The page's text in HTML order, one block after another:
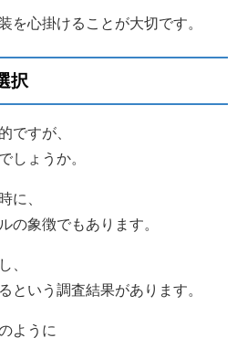
を心掛けることが大切です。
択
ですが、
しょうか。
に、
の象徴でもあります。
、
という調査結果があります。
ように